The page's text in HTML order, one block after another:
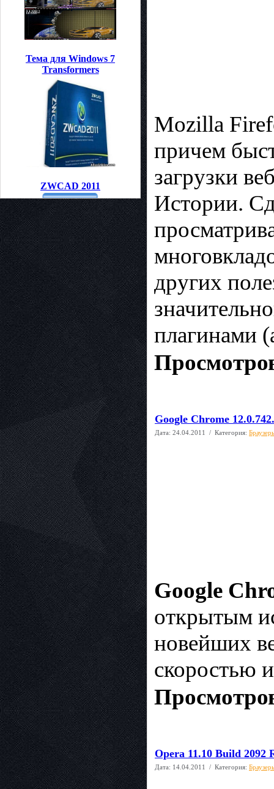
Тема для Windows 7
Transformers
ZWCAD 2011
Mozilla
причем
загрузки
Истории.
других
плагинами
Google Chrome
Дата: 24.04.2011 / Категория:
Google
открытым
новейших
скоростью
Opera 11.10 Build 2092
Дата: 14.04.2011 / Категория: